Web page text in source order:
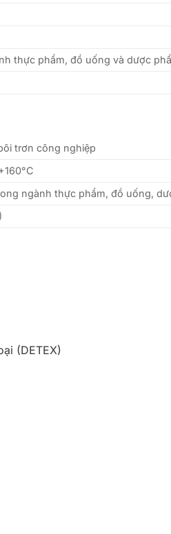
thực phẩm, đồ uống và dược
trơn công nghiệp
ngành thực phẩm, đồ uống,
(DETEX)